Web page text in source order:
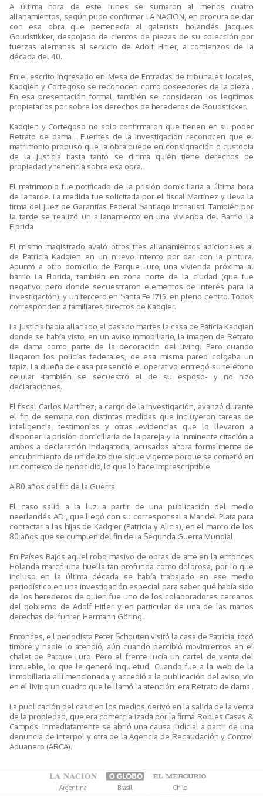
A última hora de este lunes se sumaron al menos cuatro
allanamientos, según pudo confirmar LA NACION, en procura de dar
con esa obra que pertenecía al galerista holandés Jacques
Goudstikker, despojado de cientos de piezas de su colección por
fuerzas alemanas al servicio de Adolf Hitler, a comienzos de la
década del 40.
En el escrito ingresado en Mesa de Entradas de tribunales locales,
Kadgien y Cortegoso se reconocen como poseedores de la pieza .
En esa presentación formal, también se consideran los legítimos
propietarios por sobre los derechos de herederos de Goudstikker.
Kadgien y Cortegoso no solo confirmaron que tienen en su poder
Retrato de dama . Fuentes de la investigación reconocen que el
matrimonio propuso que la obra quede en consignación o custodia
de la Justicia hasta tanto se dirima quién tiene derechos de
propiedad y tenencia sobre esa obra.
El matrimonio fue notificado de la prisión domiciliaria a última hora
de la tarde. La medida fue solicitada por el fiscal Martínez y lleva la
firma del juez de Garantías Federal Santiago Inchausti. También por
la tarde se realizó un allanamiento en una vivienda del Barrio La
Florida
El mismo magistrado avaló otros tres allanamientos adicionales al
de Patricia Kadgien en un nuevo intento por dar con la pintura.
Apuntó a otro domicilio de Parque Luro, una vivienda próxima al
barrio La Florida, también en zona norte de la ciudad (que fue
negativo, pero donde secuestraron elementos de interés para la
investigación), y un tercero en Santa Fe 1715, en pleno centro. Todos
corresponden a familiares directos de Kadgier.
La Justicia había allanado el pasado martes la casa de Paticia Kadgien
donde se había visto, en un aviso inmobiliario, la imagen de Retrato
de dama como parte de la decoración del living. Pero cuando
llegaron los policías federales, de esa misma pared colgaba un
tapiz. La dueña de casa presenció el operativo, entregó su teléfono
celular -también se secuestró el de su esposo- y no hizo
declaraciones.
El fiscal Carlos Martínez, a cargo de la investigación, avanzó durante
el fin de semana con distintas medidas que incluyeron tareas de
inteligencia, testimonios y otras evidencias que lo llevaron a
disponer la prisión domiciliaria de la pareja y la inminente citación a
ambos a declaración indagatoria, acusados ahora formalmente de
encubrimiento de un delito que sigue vigente porque se cometió en
un contexto de genocidio, lo que lo hace imprescriptible.
A 80 años del fin de la Guerra
El caso salió a la luz a partir de una publicación del medio
neerlandés AD , que llegó con su corresponsal a Mar del Plata para
contactar a las hijas de Kadgier (Patricia y Alicia), en el marco de los
80 años que se cumplen del fin de la Segunda Guerra Mundial.
En Países Bajos aquel robo masivo de obras de arte en la entonces
Holanda marcó una huella tan profunda como dolorosa, por lo que
incluso en la última década se había trabajado en ese medio
periodístico en una investigación especial para saber qué había sido
de los herederos de quien fue uno de los colaboradores cercanos
del gobierno de Adolf Hitler y en particular de una de las manos
derechas del fuhrer, Hermann Göring.
Entonces, e l periodista Peter Schouten visitó la casa de Patricia, tocó
timbre y nadie lo atendió, aún cuando percibió movimientos en el
chalet de Parque Luro. Pero el frente lucía un cartel de venta del
inmueble, lo que le generó inquietud. Cuando fue a la web de la
inmobiliaria allí mencionada y accedió a la publicación del aviso, vio
en el living un cuadro que le llamó la atención: era Retrato de dama .
La publicación del caso en los medios derivó en la salida de la venta
de la propiedad, que era comercializada por la firma Robles Casas &
Campos. Inmediatamente se abrió una causa judicial a partir de una
denuncia de Interpol y otra de la Agencia de Recaudación y Control
Aduanero (ARCA).
Argentina Brasil Chile